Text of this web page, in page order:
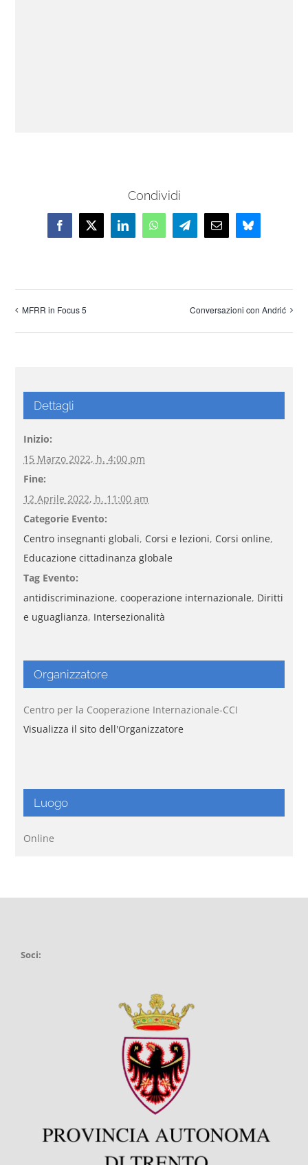
Condividi
Facebook
X LinkedInWhatsAppTelegramEmail Bluesky
MFRR in Focus 5 Conversazioni con Andrić
Dettagli
Inizio:
15 Marzo 2022, h. 4:00 pm
Fine:
12 Aprile 2022, h. 11:00 am
Categorie Evento:
Centro insegnanti globali, Corsi e lezioni, Corsi online,
Educazione cittadinanza globale
Tag Evento:
antidiscriminazione,cooperazione internazionale, Diritti
e uguaglianza, Intersezionalità
Organizzatore
Centro per la Cooperazione Internazionale-CCI
Visualizza il sito dell'Organizzatore
Luogo
Online
Soci: